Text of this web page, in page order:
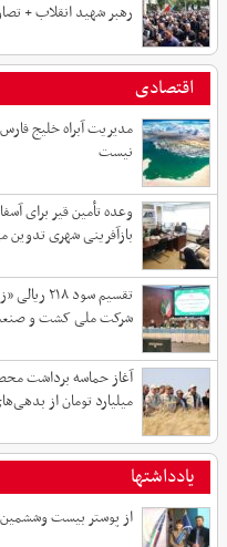
رهبر شهید انقلاب +
اقتصادی
مدیریت آبراه خلیج
نیست
وعده تأمین قیر برای
بازآفرینی شهری
تقسیم
شرکت ملی کشت و
میلیارد تومان از
یادداشتها
از پوستر بیست